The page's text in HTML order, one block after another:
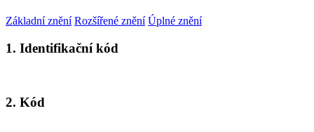
Základní znění Rozšířené znění Úplné znění
1. Identifikační kód
2. Kód